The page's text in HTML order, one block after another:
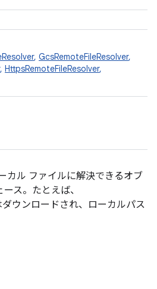
, GcsRemoteFileResolver,
, HttpsRemoteFileResolver,
カル ファイルに解決できるオブ
ス。たとえば、
ウンロードされ、ローカルパス